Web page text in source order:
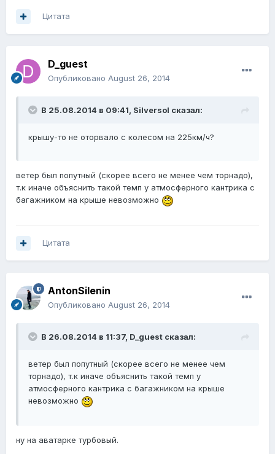
Цитата
D_guest
Опубликовано August 26, 2014
В 25.08.2014 в 09:41, Silversol сказал:
крышу-то не оторвало с колесом на 225км/ч?
ветер был попутный (скорее всего не менее чем торнадо),
т.к иначе объяснить такой темп у атмосферного кантрика с
багажником на крыше невозможно
Цитата
AntonSilenin
Опубликовано August 26, 2014
В 26.08.2014 в 11:37, D_guest сказал:
ветер был попутный (скорее всего не менее чем
торнадо), т.к иначе объяснить такой темп у
атмосферного кантрика с багажником на крыше
невозможно
ну на аватарке турбовый.